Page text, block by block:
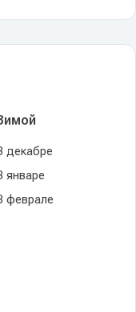
декабре
январе
феврале